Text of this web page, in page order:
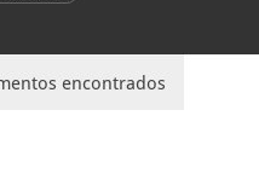
encontrados